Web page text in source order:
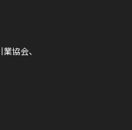
協会、